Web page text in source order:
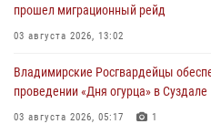
прошел миграционный рейд
03 августа 2026, 13:02
Владимирские Росгвардейцы
проведении «Дня огурца» в Суздале
03 августа 2026, 05:17 1